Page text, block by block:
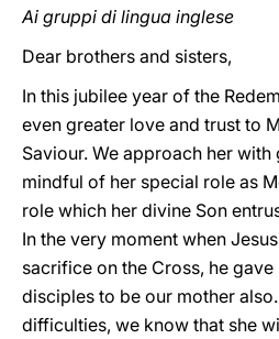
Ai gruppi di lingua inglese
Dear brothers and sisters,
In this jubilee year of the
even greater love and trust to
Saviour. We approach her
mindful of her special role as
role which her divine Son
In the very moment when
sacrifice on the Cross, he
disciples to be our mother
difficulties, we know that she